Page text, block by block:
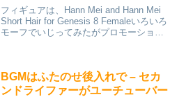
フィギュアは、Hann Mei and Hann Mei
Short Hair for Genesis 8 Femaleいろいろ
モーフでいじってみたがプロモーション
BGMはふたのせ後入れで – セカ
ンドライファーがユーチューバー